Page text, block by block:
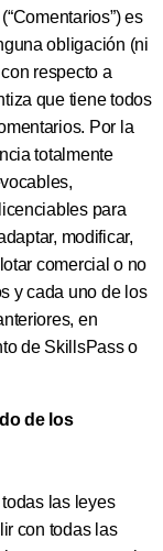
es
obligación (ni
respecto a
que tiene todos
Por la
totalmente
para
modificar,
comercial o no
y cada uno de los
en
de SkillsPass o
de los
las leyes
con todas las